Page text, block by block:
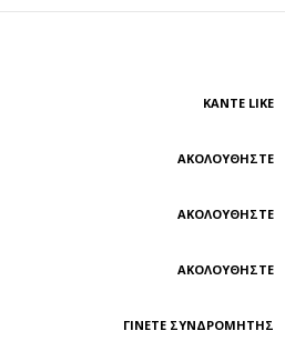
ΚΆΝΤΕ LIKE
ΑΚΟΛΟΥΘΉΣΤΕ
ΑΚΟΛΟΥΘΉΣΤΕ
ΑΚΟΛΟΥΘΉΣΤΕ
ΓΊΝΕΤΕ ΣΥΝΔΡΟΜΗΤΉΣ